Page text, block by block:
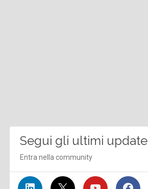
Segui gli ultimi update
Entra nella community